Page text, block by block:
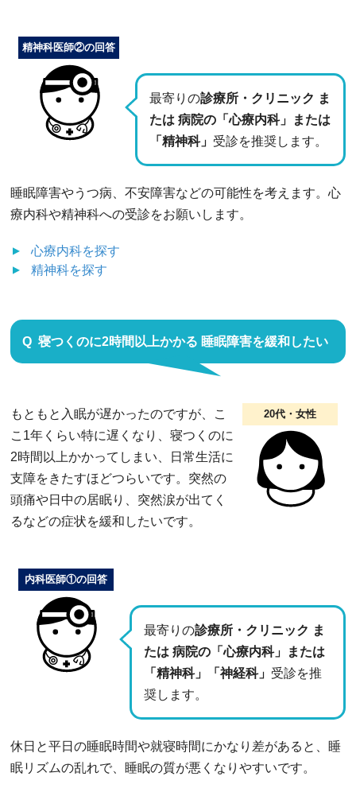
最寄りの診療所・クリニック ま
たは 病院の「心療内科」または
「精神科」 受診を推奨します。
精神科医師②の回答
睡眠障害やうつ病、不安障害などの可能性を考えます。心
療内科や精神科への受診をお願いします。
心療内科を探す
精神科を探す
寝つくのに2時間以上かかる 睡眠障害を緩和したい
20代・女性
もともと入眠が遅かったのですが、こ
こ1年くらい特に遅くなり、寝つくのに
2時間以上かかってしまい、日常生活に
支障をきたすほどつらいです。突然の
頭痛や日中の居眠り、突然涙が出てく
るなどの症状を緩和したいです。
最寄りの診療所・クリニック ま
たは 病院の「心療内科」または
「精神科」「神経科」 受診を推
奨します。
内科医師①の回答
休日と平日の睡眠時間や就寝時間にかなり差があると、睡
眠リズムの乱れで、睡眠の質が悪くなりやすいです。